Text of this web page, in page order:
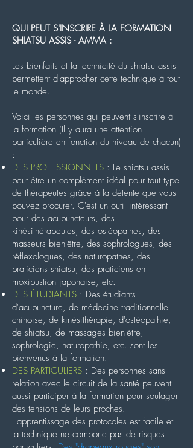
QUI PEUT S'INSCRIRE À LA FORMATION
SHIATSU ASSIS - AMMA :
Les bienfaits et la technicité du shiatsu assis
permettent d'approcher cette technique à tout
le monde.
Voici les personnes qui peuvent s'inscrire à
la formation (Il y aura une attention
particulière en fonction du niveau de chacun)
:
DES PROFESSIONNELS : Le shiatsu assis
peut être un complément idéal pour tout type
de thérapeutes grâce à la détente que vous
pouvez procurer. C'est un outil intéressant
pour des acupuncteurs, des
kinésithérapeutes, des ostéopathes, des
masseurs bien-être, des sophrologues, des
réflexologues, des naturopathes, des
praticiens shiatsu, des praticiens en
moxibustion japonaise, etc.
DES ÉTUDIANTS : Des étudiants
d'acupuncture, de médecine traditionnelle
chinoise, de kinésithérapie, d'ostéopathie,
de shiatsu, de massages bien-être,
sophrologie, naturopathie, etc. sont les
bienvenus à la formation.
DES PARTICULIERS : Des personnes sans
relation avec le circuit de la santé peuvent
aussi participer à la formation pour soulager
des tensions de leurs proches.
L'apprentissage des protocoles est facile et
la technique ne comporte pas de risques